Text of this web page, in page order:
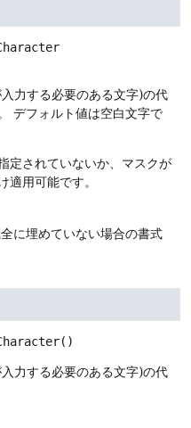
力する必要のある文字)の代
デフォルト値は空白文字で
定されていないか、マスクが
適用可能です。
に埋めていない場合の書式
()
力する必要のある文字)の代